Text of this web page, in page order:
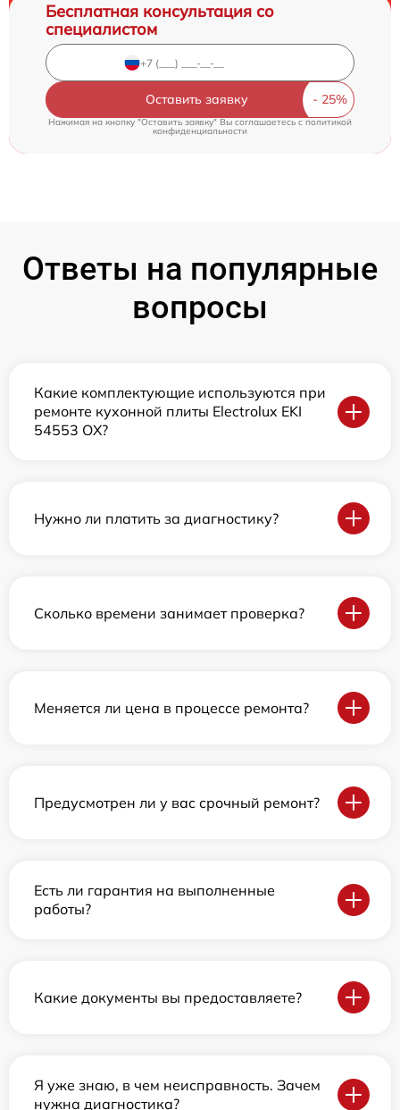
Бесплатная консультация со
специалистом
Оставить заявку
Нажимая на кнопку "Оставить заявку" Вы соглашаетесь cполитикой
конфиденциальности
Ответы на популярные
вопросы
Какие комплектующие используются при
ремонте кухонной плиты Electrolux EKI
54553 OX?
Нужно ли платить за диагностику?
Сколько времени занимает проверка?
Меняется ли цена в процессе ремонта?
Предусмотрен ли у вас срочный ремонт?
Есть ли гарантия на выполненные
работы?
Какие документы вы предоставляете?
Я уже знаю, в чем неисправность. Зачем
нужна диагностика?